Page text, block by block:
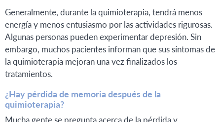
Generalmente, durante la quimioterapia, tendrá menos
energía y menos entusiasmo por las actividades rigurosas.
Algunas personas pueden experimentar depresión. Sin
embargo, muchos pacientes informan que sus síntomas de
la quimioterapia mejoran una vez finalizados los
tratamientos.
¿Hay pérdida de memoria después de la
quimioterapia?
Mucha gente se pregunta acerca de la pérdida y